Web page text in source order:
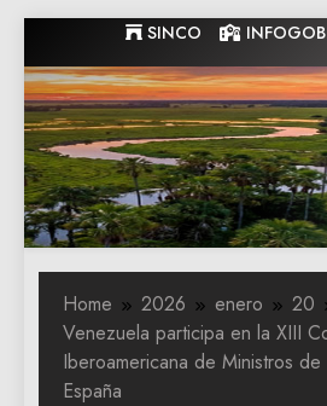
to
content
SINCO INFOGOB
Home 2026 enero
20
Venezuela participa en la XIII
Iberoamericana de Ministros de
España